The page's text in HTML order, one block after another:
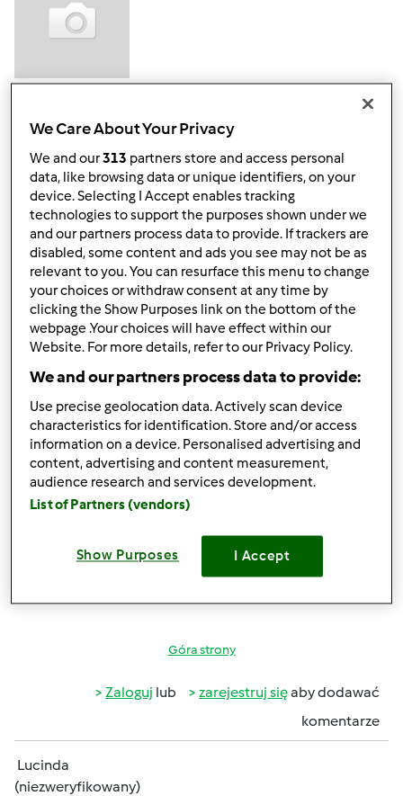
#1
hej, jak wam mija dzień?
Folisin
Góra strony
Zaloguj lub zarejestruj sięaby dodawać
komentarze
maczik90
wt., 03/10/2020 - 09:02
Góra strony
Zaloguj lub zarejestruj sięaby dodawać
komentarze
Lucinda
(niezweryfikowany)
We Care About Your Privacy
We and our313 partners store and access personal
data, like browsing data or unique identifiers, on your
device. Selecting I Accept enables tracking
technologies to support the purposes shown under we
and our partners process data to provide. If trackers are
disabled, some content and ads you see may not be as
relevant to you. You can resurface this menu to change
your choices or withdraw consent at any time by
clicking the Show Purposes link on the bottom of the
webpage .Your choices will have effect within our
Website. For more details, refer to our Privacy Policy.
We and our partners process data to provide:
Use precise geolocation data. Actively scan device
characteristics for identification. Store and/or access
information on a device. Personalised advertising and
content, advertising and content measurement,
audience research and services development.
List of Partners (vendors)
Show Purposes I Accept